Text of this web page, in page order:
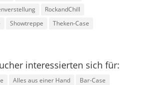
RockandChill
Showtreppe
Theken-Case
interessierten sich für:
Alles aus einer Hand
Bar-Case